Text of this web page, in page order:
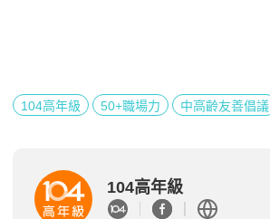
104高年級 50+職場力 中高齡友善倡議
104高年級